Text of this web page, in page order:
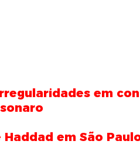
em
em São